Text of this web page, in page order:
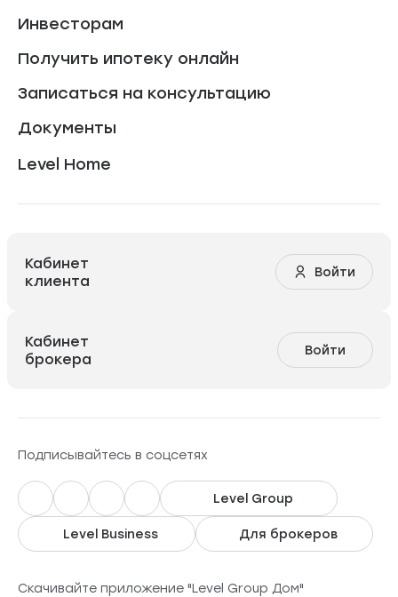
Инвесторам
Получить ипотеку онлайн
Записаться на консультацию
Документы
Level Home
Кабинет
клиента
Войти
Кабинет
брокера
Войти
Подписывайтесь в соцсетях
Level Group
Level Business Для брокеров
Скачивайте приложение "Level Group Дом"